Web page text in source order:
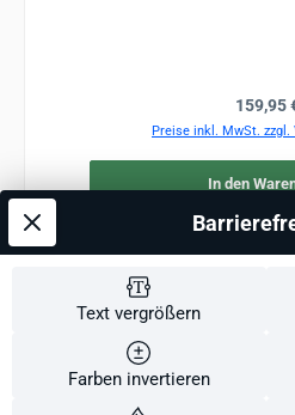
159,95
Preise inkl. MwSt. zzgl.
In den
Text vergrößern
Farben invertieren